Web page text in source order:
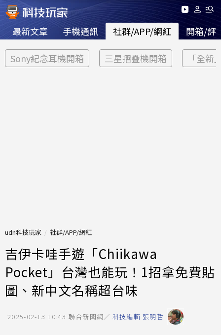
最新文章 手機通訊 社群/APP/網紅 開箱/評
Sony紀念耳機開箱 三星摺疊機開箱 「全新
udn科技玩家 社群/APP/網紅
吉伊卡哇手遊「Chiikawa
Pocket」台灣也能玩！1招拿免費貼
圖、新中文名稱超台味
2025-02-13 10:43 聯合新聞網／ 科技編輯 張明哲